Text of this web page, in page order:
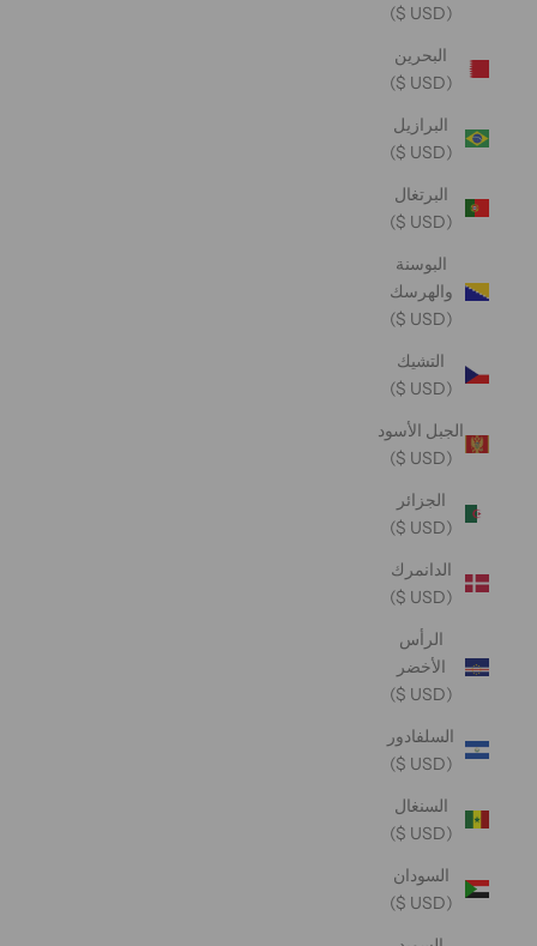
(USD $)
البحرين
(USD $)
البرازيل
(USD $)
البرتغال
(USD $)
البوسنة
والهرسك
(USD $)
التشيك
(USD $)
الجبل الأسود
(USD $)
الجزائر
(USD $)
الدانمرك
(USD $)
الرأس
الأخضر
(USD $)
السلفادور
(USD $)
السنغال
(USD $)
السودان
(USD $)